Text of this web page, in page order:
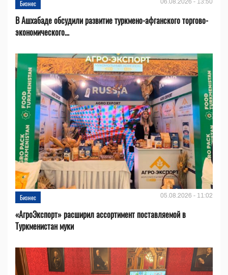
Бизнес 06.08.2026 - 13:50
В Ашхабаде обсудили развитие туркмено-афганского торгово-
экономического...
Бизнес 05.08.2026 - 11:02
«АгроЭкспорт» расширил ассортимент поставляемой в
Туркменистан муки